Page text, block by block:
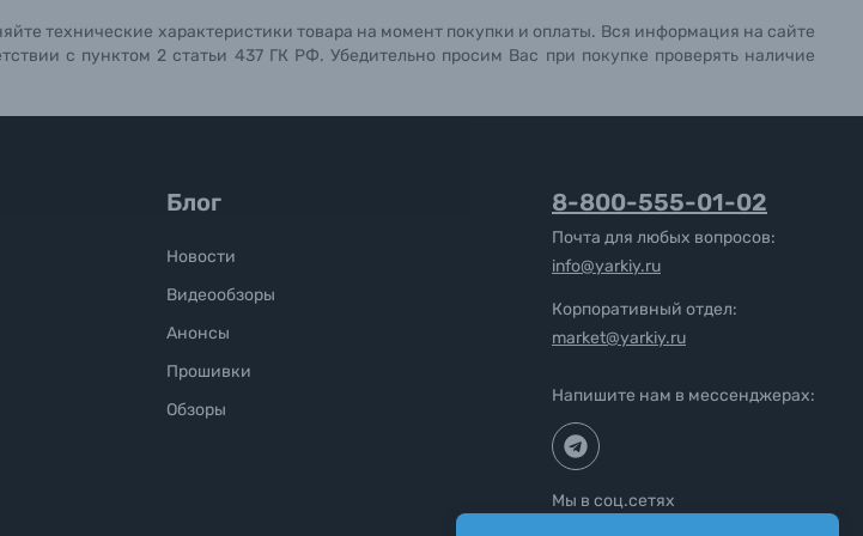
технические характеристики товара на момент покупки и оплаты. Вся информация на сайте
с пунктом 2 статьи 437 ГК РФ. Убедительно просим Вас при покупке проверять наличие
Блог
Новости
Видеообзоры
Анонсы
Прошивки
Обзоры
8-800-555-01-02
Почта для любых вопросов:
info@yarkiy.ru
Корпоративный отдел:
market@yarkiy.ru
Напишите нам в мессенджерах:
Мы в соц.сетях